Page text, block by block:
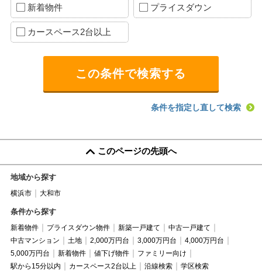
新着物件 プライスダウン
カースペース2台以上
条件を指定し直して検索
このページの先頭へ
地域から探す
横浜市 大和市
条件から探す
新着物件 プライスダウン物件 新築一戸建て
中古一戸建て
中古マンション
土地 2,000万円台 3,000万円台
4,000万円台
5,000万円台
新着物件 値下げ物件
ファミリー向け
駅から15分以内
カースペース2台以上 沿線検索 学区検索